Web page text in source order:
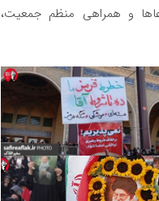
و همراهی منظم جمعیت،